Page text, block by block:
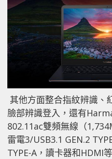
其他方面整合指紋辨識、
臉部辨識登入，還有
802.11ac雙頻無線（
雷電3/USB3.1 GEN.2
TYPE-A，讀卡器和HDMI